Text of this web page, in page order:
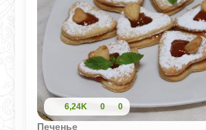
6,24K 0 0
Печенье